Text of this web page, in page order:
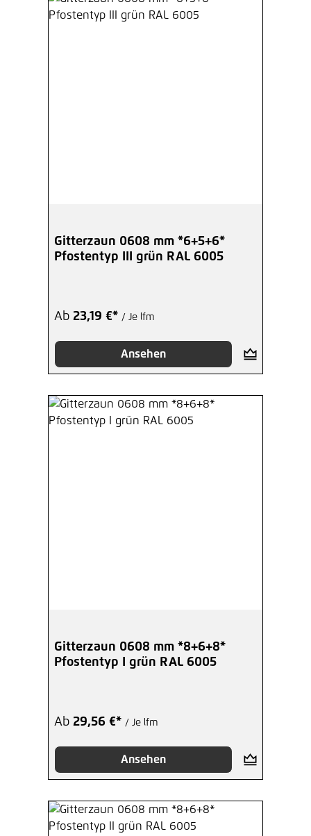
Gitterzaun 0608 mm *6+5+6*
Pfostentyp III grün RAL 6005
Ab 23,19 €* / Je lfm
Ansehen
Gitterzaun 0608 mm *8+6+8*
Pfostentyp I grün RAL 6005
Ab 29,56 €* / Je lfm
Ansehen